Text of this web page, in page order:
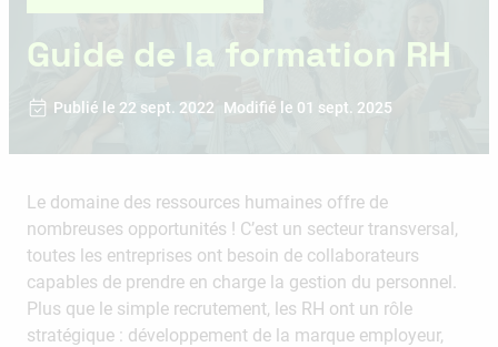
Guide de la formation RH
Publié le 22 sept. 2022 Modifié le 01 sept. 2025
Le domaine des ressources humaines offre de
nombreuses opportunités ! C’est un secteur transversal,
toutes les entreprises ont besoin de collaborateurs
capables de prendre en charge la gestion du personnel.
Plus que le simple recrutement, les RH ont un rôle
stratégique : développement de la marque employeur,